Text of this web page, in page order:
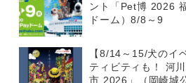
ント「Pet博 2026
ドーム）8/8～9
【8/14～15/犬のイ
ティビティも！ 河
市 2026」（岡崎城